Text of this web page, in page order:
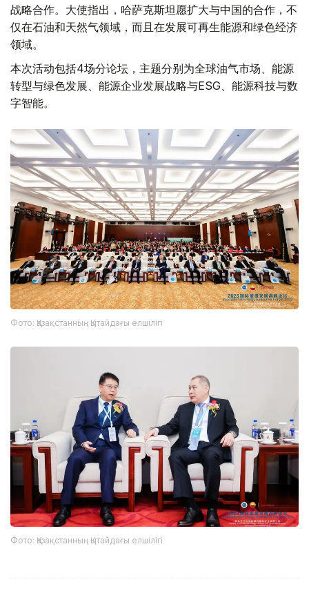
战略合作。大使指出，哈萨克斯坦愿扩大与中国的合作，不
仅在石油和天然气领域，而且在发展可再生能源和绿色经济
领域。
本次活动包括4场分论坛，主题分别为全球油气市场、能源
转型与绿色发展、能源企业发展战略与ESG、能源科技与数
字智能。
Фото: Қазақстанның Қытайдағы елшілігі
Фото: Қазақстанның Қытайдағы елшілігі